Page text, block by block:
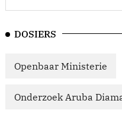
DOSIERS
Openbaar Ministerie
Onderzoek Aruba